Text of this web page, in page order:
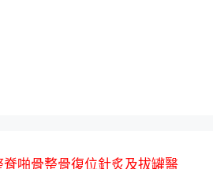
啪骨整骨復位針炙及拔罐醫